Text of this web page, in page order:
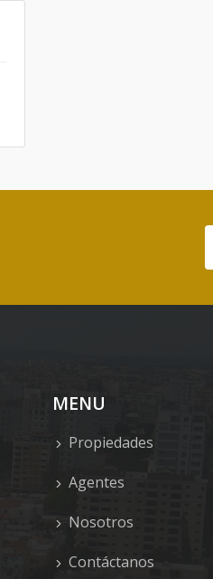
MENU
Propiedades
Agentes
Nosotros
Contáctanos